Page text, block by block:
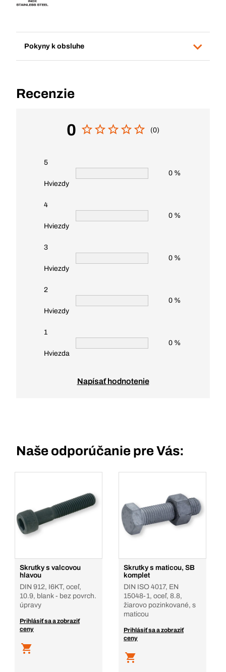
Pokyny k obsluhe
Recenzie
0 (0)
5
Hviezdy
0 %
4
Hviezdy
0 %
3
Hviezdy
0 %
2
Hviezdy
0 %
1
Hviezda
0 %
Napísať hodnotenie
Naše odporúčanie pre Vás:
Skrutky s valcovou
hlavou
DIN 912, I6KT, oceľ,
10.9, blank - bez povrch.
úpravy
Prihlásiť sa a zobraziť
ceny
Skrutky s maticou, SB
komplet
DIN ISO 4017, EN
15048-1, oceľ, 8.8,
žiarovo pozinkované, s
maticou
Prihlásiť sa a zobraziť
ceny